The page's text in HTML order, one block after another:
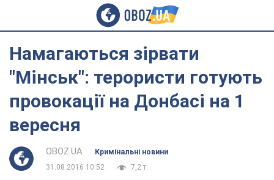
Намагаються зірвати
"Мінськ": терористи готують
провокації на Донбасі на 1
вересня
OBOZ.UA
Кримінальні новини
31.08.2016 10:52
7,2 т.